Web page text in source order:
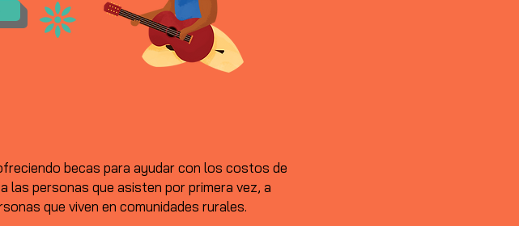
becas para ayudar con los costos de
las personas que asisten por primera vez, a
que viven en comunidades rurales.